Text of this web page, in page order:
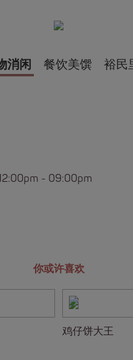
消闲 餐饮美馔 裕民
- 09:00pm
你或许喜欢
鸡仔饼大王